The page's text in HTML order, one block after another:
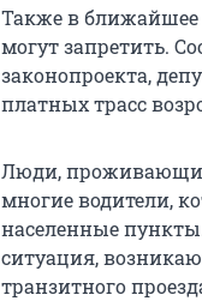
Также в ближайшее
могут запретить.
законопроекта,
платных трасс
Люди,
многие водители,
населенные
ситуация,
транзитного